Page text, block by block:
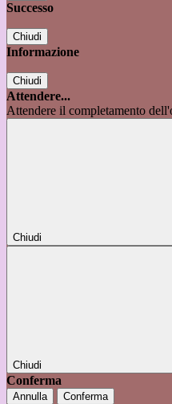
Successo
Chiudi
Informazione
Chiudi
Attendere...
Attendere il completamento
Chiudi
Chiudi
Conferma
Annulla Conferma